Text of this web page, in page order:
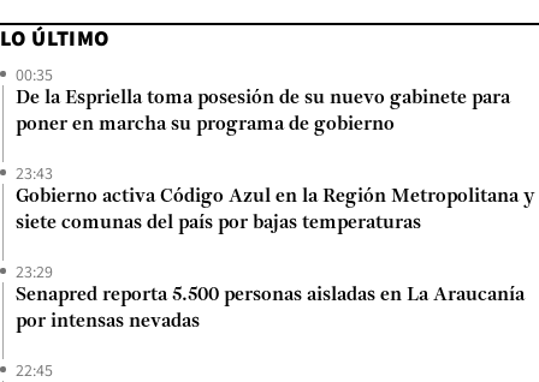
LO ÚLTIMO
00:35
De la Espriella toma posesión de su nuevo gabinete para
poner en marcha su programa de gobierno
23:43
Gobierno activa Código Azul en la Región Metropolitana y
siete comunas del país por bajas temperaturas
23:29
Senapred reporta 5.500 personas aisladas en La Araucanía
por intensas nevadas
22:45